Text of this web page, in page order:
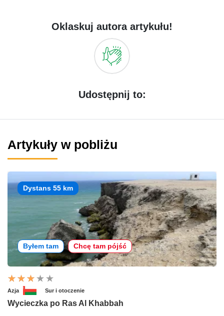
Oklaskuj autora artykułu!
Udostępnij to:
Artykuły w pobliżu
Dystans 55 km
Byłem tam Chcę tam pójść
Azja Sur i otoczenie
Wycieczka po Ras Al Khabbah